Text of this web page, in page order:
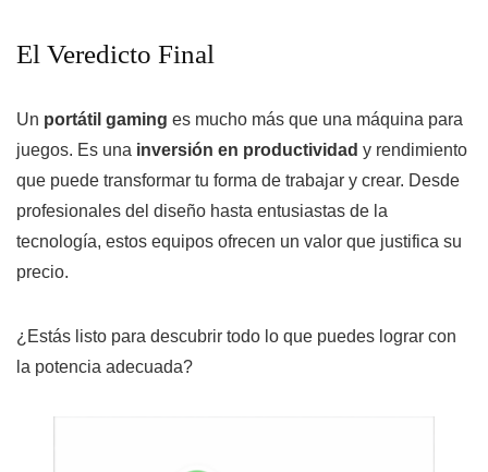
El Veredicto Final
Un portátil gaming es mucho más que una máquina para
juegos. Es una inversión en productividad y rendimiento
que puede transformar tu forma de trabajar y crear. Desde
profesionales del diseño hasta entusiastas de la
tecnología, estos equipos ofrecen un valor que justifica su
precio.
¿Estás listo para descubrir todo lo que puedes lograr con
la potencia adecuada?